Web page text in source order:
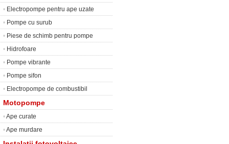
• Electropompe pentru ape uzate
• Pompe cu surub
• Piese de schimb pentru pompe
• Hidrofoare
• Pompe vibrante
• Pompe sifon
• Electropompe de combustibil
Motopompe
•Ape curate
•Ape murdare